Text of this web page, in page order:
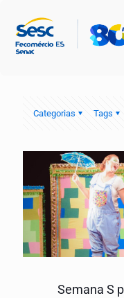
Categorias Tags
Semana S